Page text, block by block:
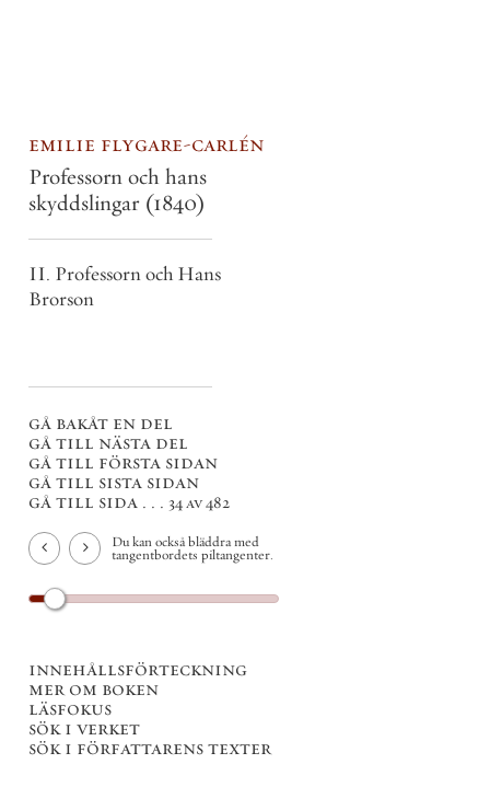
emilie flygare-carlén
Professorn och hans
skyddslingar (1840)
II. Professorn och Hans
Brorson
gå bakåt en del
gå till nästa del
gå till första sidan
gå till sista sidan
gå till sida . . . 34 av 482
Du kan också bläddra med
tangentbordets piltangenter.
innehållsförteckning
mer om boken
läsfokus
sök i verket
sök i författarens texter